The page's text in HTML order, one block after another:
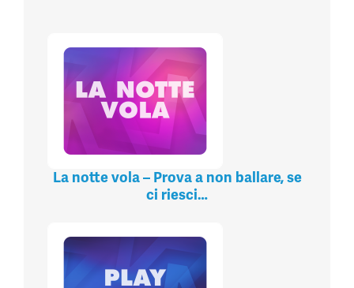
La notte vola – Prova a non ballare, se
ci riesci…